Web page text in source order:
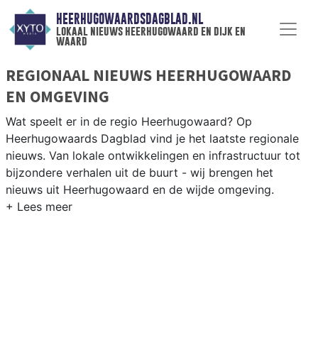
HEERHUGOWAARDSDAGBLAD.NL
lokaal nieuws heerhugowaard en dijk en
waard
REGIONAAL NIEUWS HEERHUGOWAARD
EN OMGEVING
Wat speelt er in de regio Heerhugowaard? Op
Heerhugowaards Dagblad vind je het laatste regionale
nieuws. Van lokale ontwikkelingen en infrastructuur tot
bijzondere verhalen uit de buurt - wij brengen het
nieuws uit Heerhugowaard en de wijde omgeving.